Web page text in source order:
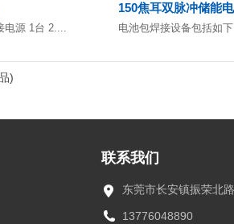
电源 1台 2....
150焦耳双脉冲储能
电池包焊接设备包括如
)
联系我们
东莞市长安镇振荣北
13776048890